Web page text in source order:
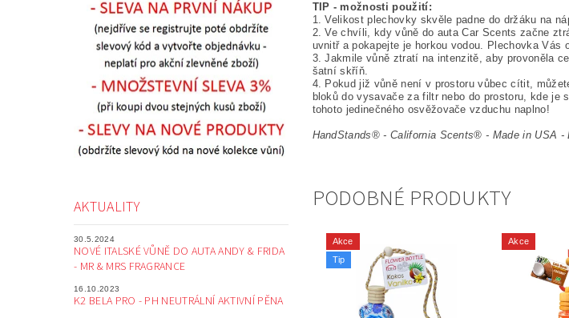
AKTUALITY
30.5.2024
NOVÉ ITALSKÉ VŮNĚ DO AUTA ANDY & FRIDA
- MR & MRS FRAGRANCE
16.10.2023
K2 BELA PRO - PH NEUTRÁLNÍ AKTIVNÍ PĚNA
TIP - možnosti použití:
1. Velikost plechovky skvěle padne do držáku na
2. Ve chvíli, kdy vůně do auta Car Scents začne
uvnitř a pokapejte je horkou vodou. Plechovka Vás
3. Jakmile vůně ztratí na intenzitě, aby provoněla
šatní skříň.
4. Pokud již vůně není v prostoru vůbec cítit,
bloků do vysavače za filtr nebo do prostoru, kde
tohoto jedinečného osvěžovače vzduchu naplno!
HandStands® - California Scents® - Made in USA -
PODOBNÉ PRODUKTY
Akce
Tip
Akce